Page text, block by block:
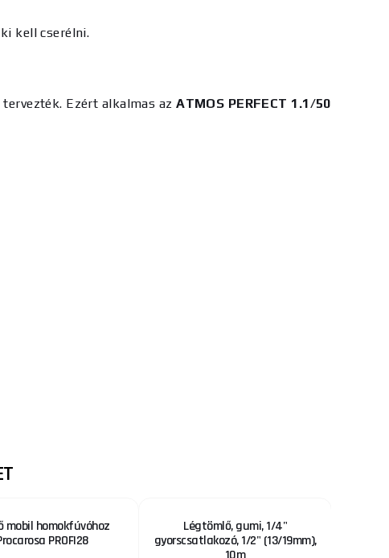
kell cserélni.
Ezért alkalmas azATMOS PERFECT 1.1/50
mobil homokfúvóhoz
PROFI28
Légtömlő, gumi, 1/4"
gyorscsatlakozó, 1/2" (13/19mm),